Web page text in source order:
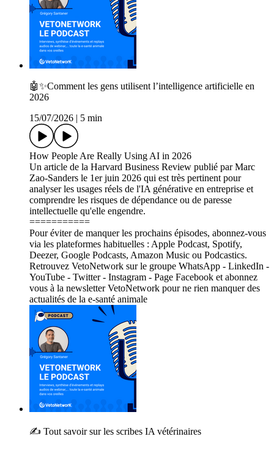
🤖✨Comment les gens utilisent l’intelligence artificielle en
2026
15/07/2026
5 min
How People Are Really Using AI in 2026
Un article de la Harvard Business Review publié par Marc
Zao-Sanders le 1er juin 2026 qui est très pertinent pour
analyser les usages réels de l'IA générative en entreprise et
comprendre les risques de dépendance ou de paresse
intellectuelle qu'elle engendre.
===========
Pour éviter de manquer les prochains épisodes, abonnez-vous
via les plateformes habituelles : Apple Podcast, Spotify,
Deezer, Google Podcasts, Amazon Music ou Podcastics.
Retrouvez VetoNetwork sur le groupe WhatsApp - LinkedIn -
YouTube - Twitter - Instagram - Page Facebook et abonnez
vous à la newsletter VetoNetwork pour ne rien manquer des
actualités de la e-santé animale
✍️ Tout savoir sur les scribes IA vétérinaires